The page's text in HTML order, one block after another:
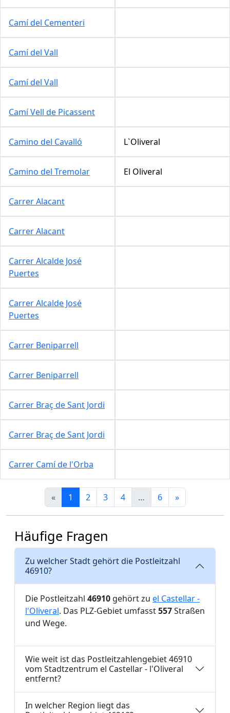
Camí del Cementeri
Camí del Vall
Camí del Vall
Camí Vell de Picassent
Camino del Cavalló L`Oliveral
Camino del Tremolar El Oliveral
Carrer Alacant
Carrer Alacant
Carrer Alcalde José
Puertes
Carrer Alcalde José
Puertes
Carrer Beniparrell
Carrer Beniparrell
Carrer Braç de Sant Jordi
Carrer Braç de Sant Jordi
Carrer Camí de l'Orba
« 1 2 3 4 … 6 »
Häufige Fragen
Zu welcher Stadt gehört die Postleitzahl
46910?
Die Postleitzahl 46910 gehört zu el Castellar -
l'Oliveral. Das PLZ-Gebiet umfasst557Straßen
und Wege.
Wie weit ist das Postleitzahlengebiet 46910
vom Stadtzentrum el Castellar - l'Oliveral
entfernt?
In welcher Region liegt das